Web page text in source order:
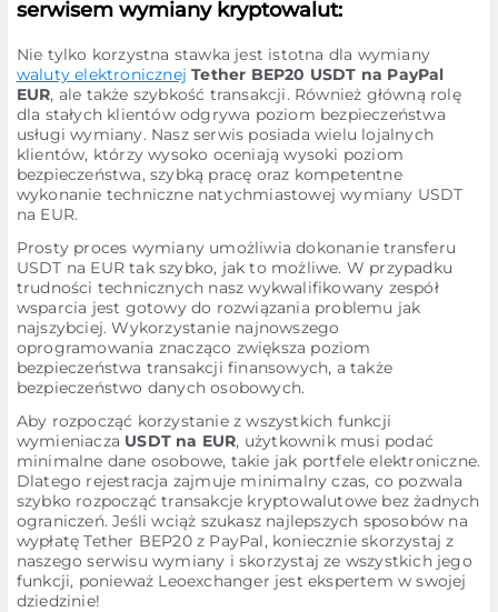
serwisem wymiany kryptowalut:
Nie tylko korzystna stawka jest istotna dla wymiany
waluty elektronicznej Tether BEP20 USDT na PayPal
EUR, ale także szybkość transakcji. Również główną rolę
dla stałych klientów odgrywa poziom bezpieczeństwa
usługi wymiany. Nasz serwis posiada wielu lojalnych
klientów, którzy wysoko oceniają wysoki poziom
bezpieczeństwa, szybką pracę oraz kompetentne
wykonanie techniczne natychmiastowej wymiany USDT
na EUR.
Prosty proces wymiany umożliwia dokonanie transferu
USDT na EUR tak szybko, jak to możliwe. W przypadku
trudności technicznych nasz wykwalifikowany zespół
wsparcia jest gotowy do rozwiązania problemu jak
najszybciej. Wykorzystanie najnowszego
oprogramowania znacząco zwiększa poziom
bezpieczeństwa transakcji finansowych, a także
bezpieczeństwo danych osobowych.
Aby rozpocząć korzystanie z wszystkich funkcji
wymieniacza USDT na EUR, użytkownik musi podać
minimalne dane osobowe, takie jak portfele elektroniczne.
Dlatego rejestracja zajmuje minimalny czas, co pozwala
szybko rozpocząć transakcje kryptowalutowe bez żadnych
ograniczeń. Jeśli wciąż szukasz najlepszych sposobów na
wypłatę Tether BEP20 z PayPal, koniecznie skorzystaj z
naszego serwisu wymiany i skorzystaj ze wszystkich jego
funkcji, ponieważ Leoexchanger jest ekspertem w swojej
dziedzinie!